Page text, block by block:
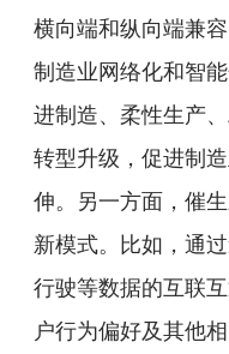
横向端和纵向端兼
制造业网络化和智
进制造、柔性生产
转型升级，促进制
伸。另一方面，催
新模式。比如，通
行驶等数据的互联
户行为偏好及其他